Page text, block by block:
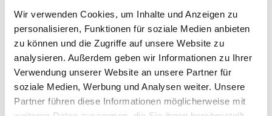
Wir verwenden Cookies, um Inhalte und Anzeigen zu
personalisieren, Funktionen für soziale Medien anbieten
zu können und die Zugriffe auf unsere Website zu
analysieren. Außerdem geben wir Informationen zu Ihrer
Verwendung unserer Website an unsere Partner für
soziale Medien, Werbung und Analysen weiter. Unsere
Partner führen diese Informationen möglicherweise mit
Bundeswehr werden möchten.
Prof. Dr.-Ing. Stephan Schenkel wird
neuer Rektor der Hochschule
Albstadt-Sigmaringen
Der Senat und der Hochschulrat der
Hochschule Albstadt-Sigmaringen haben
Prof. Dr.-Ing. Stephan Schenkel zum
09.02.2026
Landtagswahl 2026: Struktur zeigen